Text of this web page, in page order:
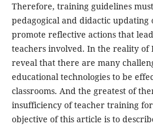
Therefore, training guidelines
pedagogical and didactic updating
promote reflective actions that
teachers involved. In the reality of
reveal that there are many
educational technologies to be
classrooms. And the greatest of
insufficiency of teacher training
objective of this article is to